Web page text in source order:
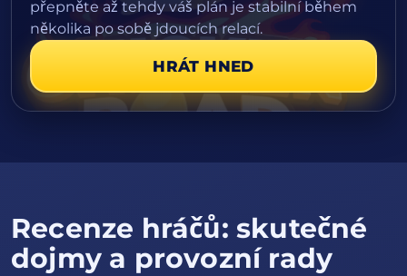
přepněte až tehdy váš plán je stabilní během
několika po sobě jdoucích relací.
HRÁT HNED
Recenze hráčů: skutečné
dojmy a provozní rady